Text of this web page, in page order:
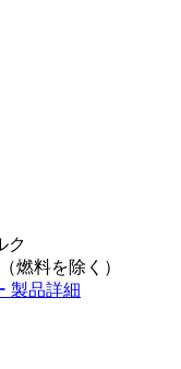
ク
燃料を除く）
製品詳細